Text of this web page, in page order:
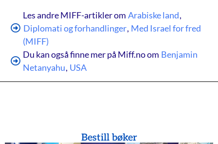
Les andre MIFF-artikler om Arabiske land,
Diplomati og forhandlinger, Med Israel for fred
(MIFF)
Du kan også finne mer på Miff.no om Benjamin
Netanyahu, USA
Bestill bøker